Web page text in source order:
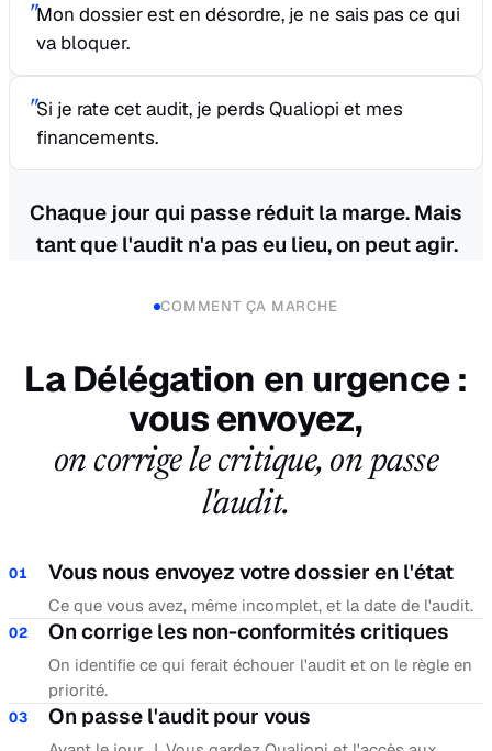
"Mon dossier est en désordre, je ne sais pas ce qui
va bloquer.
"Si je rate cet audit, je perds Qualiopi et mes
financements.
Chaque jour qui passe réduit la marge. Mais
tant que l'audit n'a pas eu lieu, on peut agir.
COMMENT ÇA MARCHE
La Délégation en urgence :
vous envoyez,
on corrige le critique, on passe
l'audit.
01 Vous nous envoyez votre dossier en l'état
Ce que vous avez, même incomplet, et la date de l'audit.
02 On corrige les non-conformités critiques
On identifie ce qui ferait échouer l'audit et on le règle en
priorité.
03 On passe l'audit pour vous